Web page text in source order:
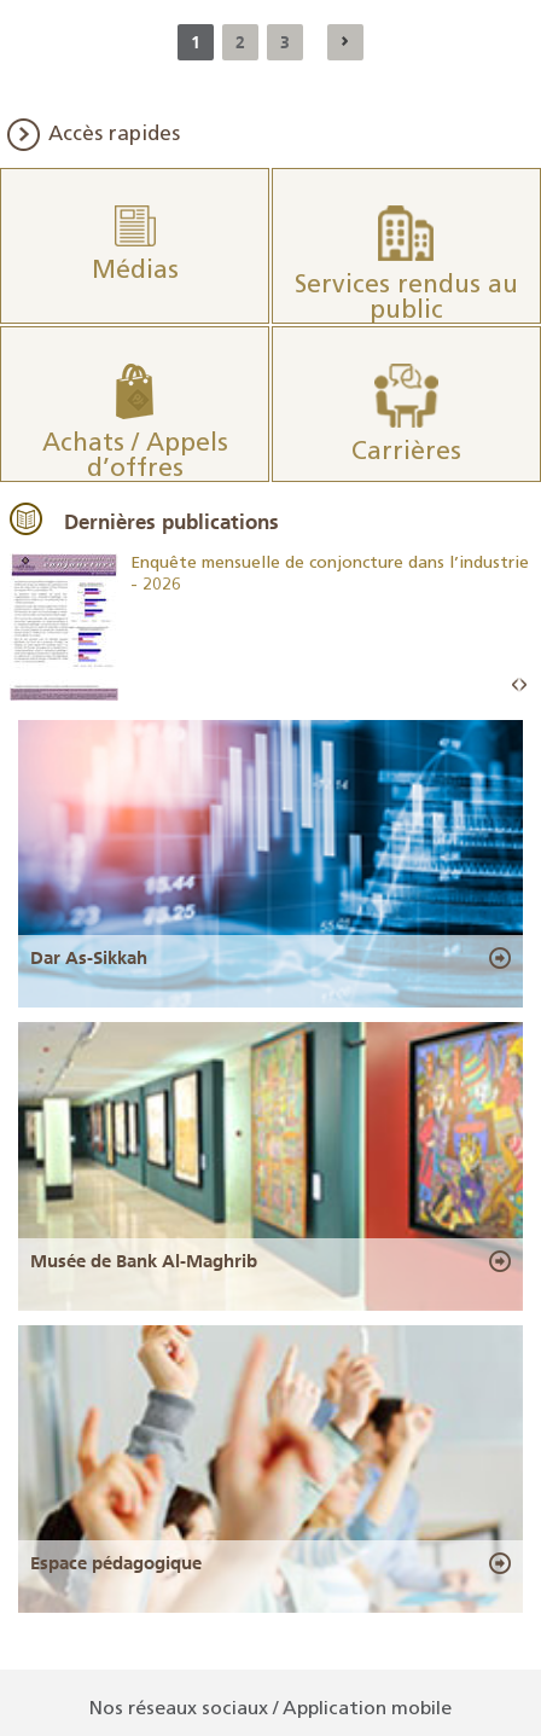
1 2 3
Accès rapides
Médias
Services rendus au
public
Achats / Appels
d’offres
Carrières
Dernières publications
Enquête mensuelle de conjoncture dans l’industrie
- 2026
Dar As-Sikkah
Musée de Bank Al-Maghrib
Espace pédagogique
Nos réseaux sociaux / Application mobile